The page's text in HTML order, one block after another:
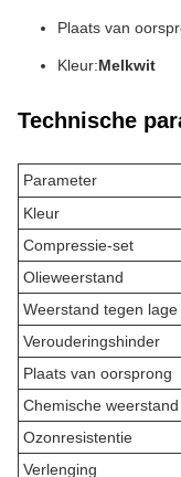
Plaats van
Kleur:Melkwit
Technische
Parameter
Kleur
Compressie-set
Olieweerstand
Weerstand tegen
Verouderingshinder
Plaats van oorsprong
Chemische weerstand
Ozonresistentie
Verlenging